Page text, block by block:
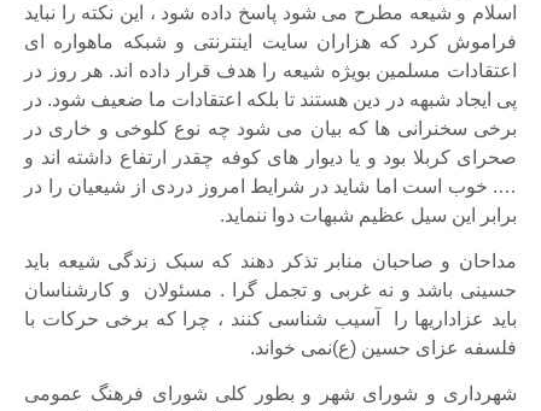
اسلام و شیعه مطرح می شود پاسخ داده شود ، این نکته را نباید
فراموش کرد که هزاران سایت اینترنتی و شبکه ماهواره ای
اعتقادات مسلمین بویژه شیعه را هدف قرار داده اند. هر روز در
پی ایجاد شبهه در دین هستند تا بلکه اعتقادات ما ضعیف شود. در
برخی سخنرانی ها که بیان می شود چه نوع کلوخی و خاری در
صحرای کربلا بود و یا دیوار های کوفه چقدر ارتفاع داشته اند و
…. خوب است اما شاید در شرایط امروز دردی از شیعیان را در
برابر این سیل عظیم شبهات دوا ننماید.
مداحان و صاحبان منابر تذکر دهند که سبک زندگی شیعه باید
حسینی باشد و نه غربی و تجمل گرا . مسئولان و کارشناسان
باید عزاداریها را آسیب شناسی کنند ، چرا که برخی حرکات با
فلسفه عزای حسین (ع)نمی خواند.
شهرداری و شورای شهر و بطور کلی شورای فرهنگ عمومی